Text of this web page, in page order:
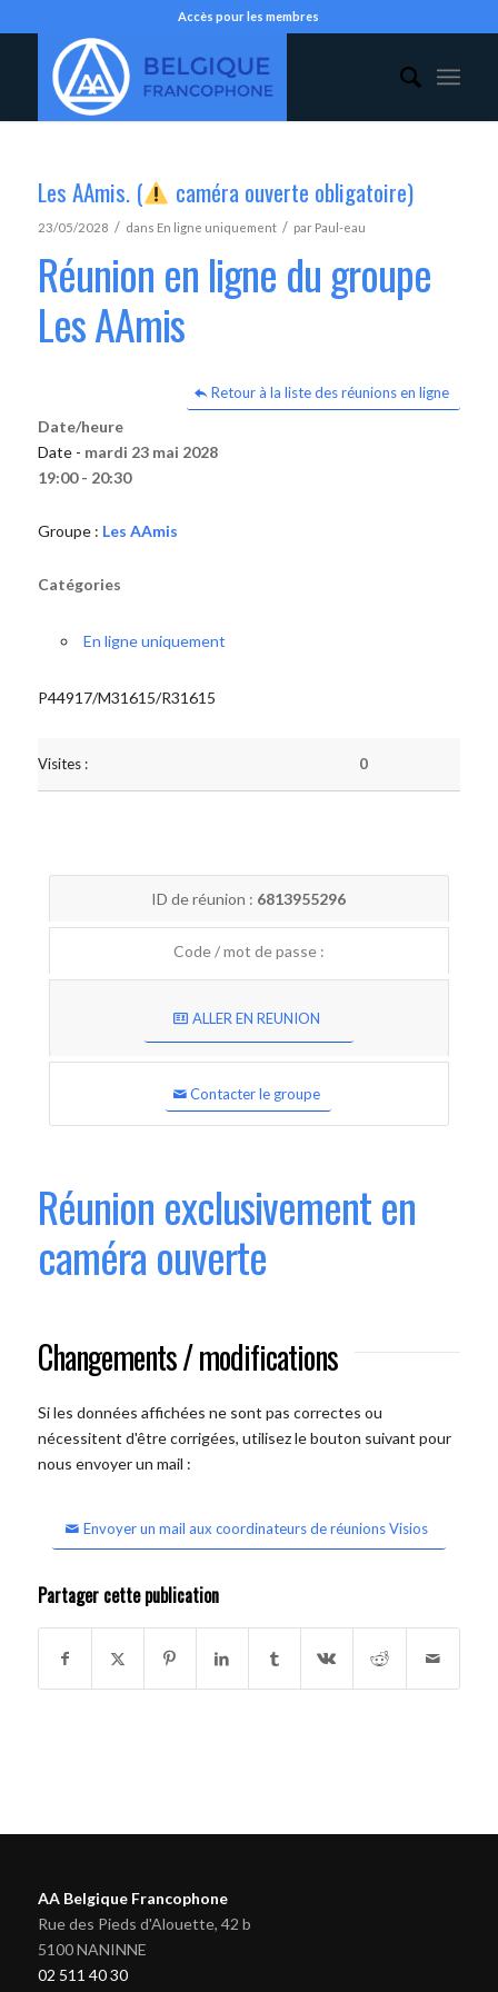
Accès pour les membres
Les AAmis. ( caméra ouverte obligatoire)
23/05/2028 / dans En ligne uniquement / par Paul-eau
Réunion en ligne du groupe
Les AAmis
Retour à la liste des réunions en ligne
Date/heure
Date - mardi 23 mai 2028
19:00 - 20:30
Groupe : Les AAmis
Catégories
En ligne uniquement
P44917/M31615/R31615
Visites : 0
ID de réunion : 6813955296
Code / mot de passe :
ALLER EN REUNION
Contacter le groupe
Réunion exclusivement en
caméra ouverte
Changements / modifications
Si les données affichées ne sont pas correctes ou
nécessitent d'être corrigées, utilisez le bouton suivant pour
nous envoyer un mail :
Envoyer un mail aux coordinateurs de réunions Visios
Partager cette publication
AA Belgique Francophone
Rue des Pieds d'Alouette, 42 b
5100 NANINNE
02 511 40 30